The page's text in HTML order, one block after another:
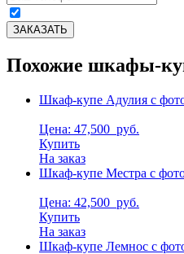
Похожие шкафы-
Шкаф-купе Адулия с
Цена: 47,500 руб.
Купить
На заказ
Шкаф-купе Местра с
Цена: 42,500 руб.
Купить
На заказ
Шкаф-купе Лемнос с